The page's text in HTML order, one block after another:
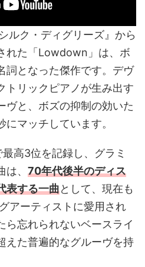
ルク・ディグリーズ』から
れた「Lowdown」は、ボ
詞となった傑作です。デヴ
トリックピアノが生み出す
ヴと、ボズの抑制の効いた
マッチしています。
高3位を記録し、グラミ
、 70年代後半のディス
表する一曲として、現在も
アーティストに愛用され
ら忘れられないベースライ
えた普遍的なグルーヴを持